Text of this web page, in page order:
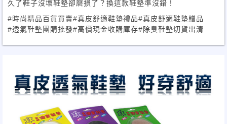
久了鞋子沒壞鞋墊卻磨損了？換這款鞋墊準沒錯！
#時尚精品百貨買賣#真皮舒適鞋墊禮品#真皮舒適鞋墊贈品
#透氣鞋墊團購批發#高價現金收購庫存#除臭鞋墊切貨出清